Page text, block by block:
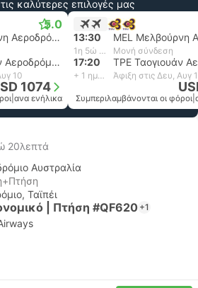
καλύτερες επιλογές μας
5.0
MEL Μελβούρνη Αεροδρόμιο Αυστραλία
TPE Ταογιουάν Αεροδρόμιο, Ταϊπέι
10
1074
ανα ενήλικα
13:30
1η 5ώ 50λεπτά Μονή σύνδεση
17:20
+ 1 ημέρα Άφιξη στις Δευ, Αυγ
Συμπεριλαμβάνονται οι φόροι
20λεπτά
Αυστραλία
Ταϊπέι
| Πτήση #QF620 +1